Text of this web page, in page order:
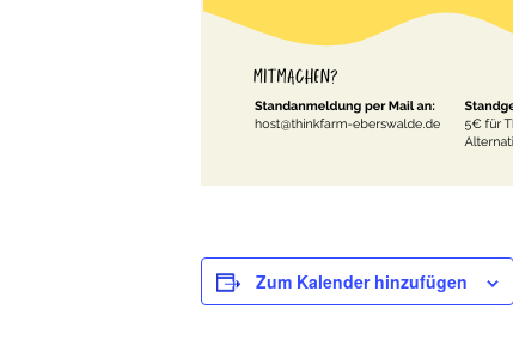
Zum Kalender hinzufügen